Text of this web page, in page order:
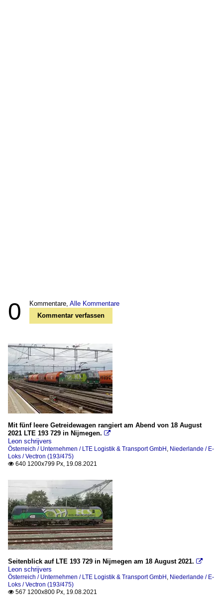
0 Kommentare, Alle Kommentare
Kommentar verfassen
Mit fünf leere Getreidewagen rangiert am Abend von 18 August
2021 LTE 193 729 in Nijmegen. 
Leon schrijvers
Österreich / Unternehmen / LTE Logistik & Transport GmbH, Niederlande / E-
Loks / Vectron (193/475)
 640 1200x799 Px, 19.08.2021
Seitenblick auf LTE 193 729 in Nijmegen am 18 August 2021. 
Leon schrijvers
Österreich / Unternehmen / LTE Logistik & Transport GmbH, Niederlande / E-
Loks / Vectron (193/475)
 567 1200x800 Px, 19.08.2021